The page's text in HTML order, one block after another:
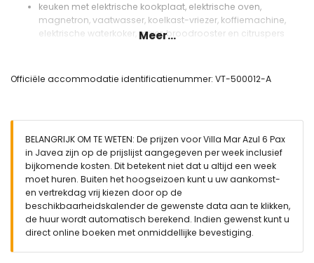
keuken met elektrische kookplaat, elektrische oven,
magnetron, vaatwasser, koelkast-vriezer, koffiemachine,
elektrische waterkoker, mixer, broodrooster en citruspers
slaapkamer met airconditioning, 2 eenpersoonsbedden en
toilet
badkamer met enkele wastafel, bad en toilet
Exterieur van de villa
omheind perceel
privézwembad van 8m x 4m en 2m diep
tuin met bomen en tuinmeubilair met ligbedden
3 terrassen, waarvan 1 overdekt
barbecue
Meer...
Officiële accommodatie identificatienummer: VT-500012-A
BELANGRIJK OM TE WETEN: De prijzen voor Villa Mar Azul 6 Pax
in Javea zijn op de prijslijst aangegeven per week inclusief
bijkomende kosten. Dit betekent niet dat u altijd een week
moet huren. Buiten het hoogseizoen kunt u uw aankomst-
en vertrekdag vrij kiezen door op de
beschikbaarheidskalender de gewenste data aan te klikken,
de huur wordt automatisch berekend. Indien gewenst kunt u
direct online boeken met onmiddellijke bevestiging.